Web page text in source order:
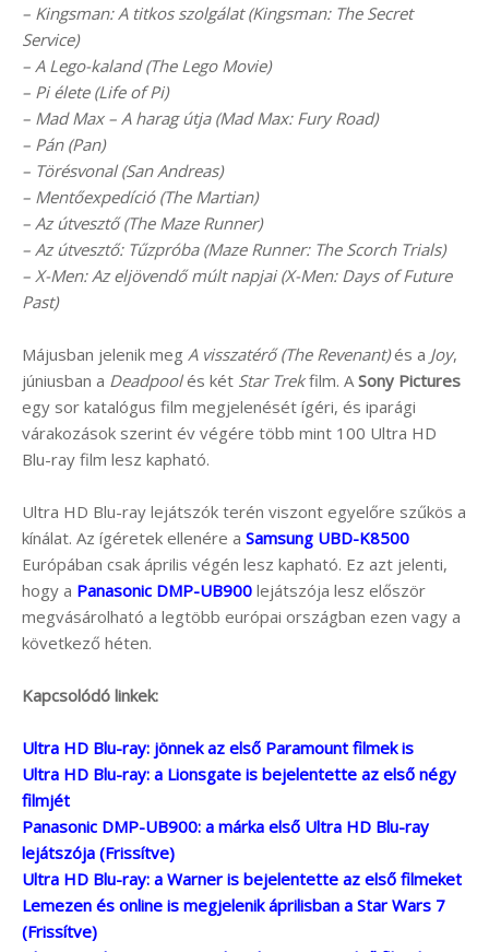
– Kingsman: A titkos szolgálat (Kingsman: The Secret
Service)
– A Lego-kaland (The Lego Movie)
– Pi élete (Life of Pi)
– Mad Max – A harag útja (Mad Max: Fury Road)
– Pán (Pan)
– Törésvonal (San Andreas)
– Mentőexpedíció (The Martian)
– Az útvesztő (The Maze Runner)
– Az útvesztő: Tűzpróba (Maze Runner: The Scorch Trials)
– X-Men: Az eljövendő múlt napjai (X-Men: Days of Future
Past)
Májusban jelenik meg A visszatérő (The Revenant)és a Joy,
júniusban a Deadpoolés két Star Trekfilm. ASony Pictures
egy sor katalógus film megjelenését ígéri, és iparági
várakozások szerint év végére több mint 100 Ultra HD
Blu-ray film lesz kapható.
Ultra HD Blu-ray lejátszók terén viszont egyelőre szűkös a
kínálat. Az ígéretek ellenére a Samsung UBD-K8500
Európában csak április végén lesz kapható. Ez azt jelenti,
hogy a Panasonic DMP-UB900 lejátszója lesz először
megvásárolható a legtöbb európai országban ezen vagy a
következő héten.
Kapcsolódó linkek:
Ultra HD Blu-ray: jönnek az első Paramount filmek is
Ultra HD Blu-ray: a Lionsgate is bejelentette az első négy
filmjét
Panasonic DMP-UB900: a márka első Ultra HD Blu-ray
lejátszója (Frissítve)
Ultra HD Blu-ray: a Warner is bejelentette az első filmeket
Lemezen és online is megjelenik áprilisban a Star Wars 7
(Frissítve)